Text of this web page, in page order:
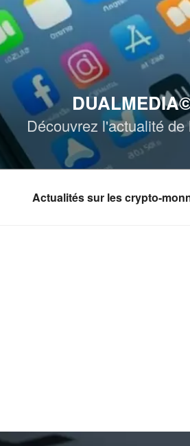
Découvrez l'actualité
Actualités sur les crypto-